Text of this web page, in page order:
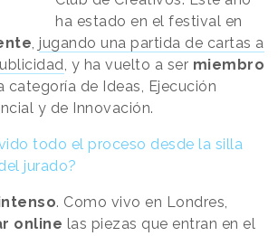
ha estado en el festival en
, jugando una partida de cartas a
, y ha vuelto a ser miembro
categoría de Ideas, Ejecución
y de Innovación.
todo el proceso desde la silla
jurado?
. Como vivo en Londres,
online las piezas que entran en el